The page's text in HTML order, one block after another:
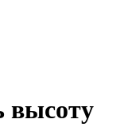
высоту